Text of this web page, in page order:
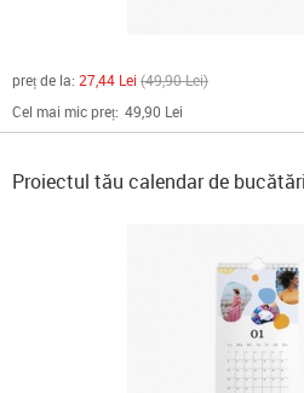
preț de la: 27,44 Lei 49,90 Lei
Cel mai mic preț: 49,90 Lei
Proiectul tău calendar de